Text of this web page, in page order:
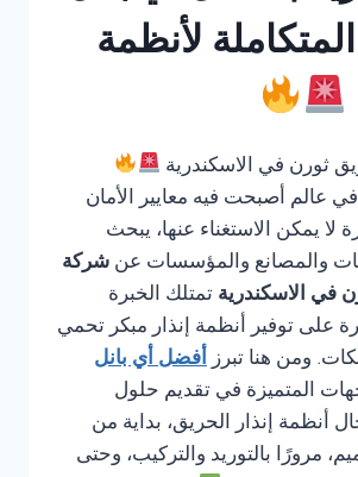
لأنظمة
ثورن في الاسكندرية
01554305486 في عالم أصبحت فيه معايير الأمان
لا يمكن الاستغناء عنها، يبحث
والمصانع والمؤسسات عن شركة
في الاسكندرية تمتلك الخبرة
على توفير أنظمة إنذار مبكر تحمي
ومن هنا تبرز أفضل أي بانل
المتميزة في تقديم حلول
أنظمة إنذار الحريق، بداية من
مرورًا بالتوريد والتركيب، وحتى